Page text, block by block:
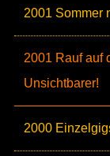
2001 Sommer
2001 Rauf auf
Unsichtbarer!
2000